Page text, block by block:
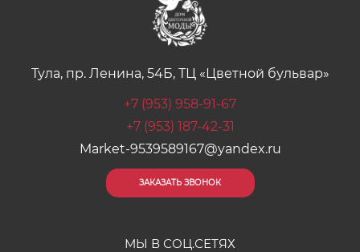
Тула, пр. Ленина, 54Б, ТЦ «Цветной бульвар»
+7 (953) 958-91-67
+7 (953) 187-42-31
Market-9539589167@yandex.ru
ЗАКАЗАТЬ ЗВОНОК
МЫ В СОЦ.СЕТЯХ